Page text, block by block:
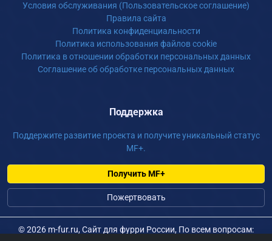
Условия обслуживания (Пользовательское соглашение)
Правила сайта
Политика конфиденциальности
Политика использования файлов cookie
Политика в отношении обработки персональных данных
Соглашение об обработке персональных данных
Поддержка
Поддержите развитие проекта и получите уникальный статус
MF+.
Получить MF+
Пожертвовать
©2026 m-fur.ru, Сайт для фурри России, По всем вопросам: